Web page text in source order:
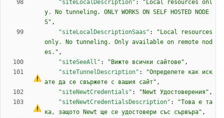
"siteLocalDescription" :
"Local resources onl
y. No tunneling. ONLY WORKS ON SELF HOSTED NODE
S" ,
"siteLocalDescriptionSaas" :
"Local resources
only. No tunneling. Only available on remote nod
es." ,
"siteSeeAll" : "Вижте всички сайтове" ,
"siteTunnelDescription" :
"Определете как иск
ате да се свържете с вашия сайт" ,
"siteNewtCredentials" : "Newt Удостоверения" ,
"siteNewtCredentialsDescription" : "Това е та
ка, защото Newt ще се удостовери със сървъра" ,